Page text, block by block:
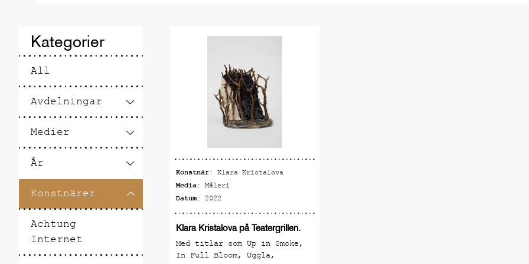
är till salu och kan köpas på plats.
Allt är inte alltid vad du förväntar dig och
förväntar dig är inte alltid det du egentligen
Riche är ett levande galleri som måste
Kategorier
All
Avdelningar
Medier
År
Konstnärer
Achtung
Internet
Konstnär: Klara Kristalova
Media: Måleri
Datum: 2022
Klara Kristalova på Teatergrillen.
Med titlar som Up in Smoke,
In Full Bloom, Uggla,